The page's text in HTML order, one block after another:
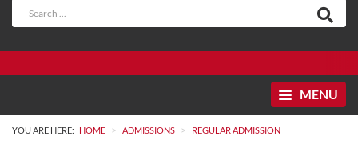
MENU
YOU ARE HERE: HOME > ADMISSIONS > REGULAR ADMISSION